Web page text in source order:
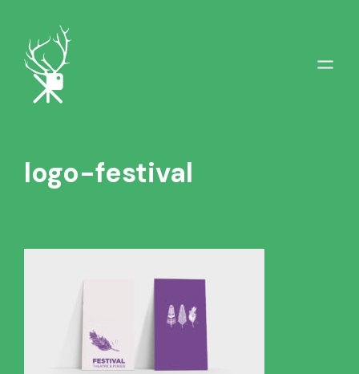
logo-festival